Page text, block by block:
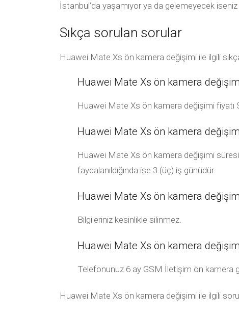
İstanbul’da yaşamıyor ya da gelemeyecek iseniz
Sıkça sorulan sorular
Huawei Mate Xs ön kamera değişimi ile ilgili
Huawei Mate Xs ön kamera
Huawei Mate Xs ön kamera değişimi fiyatı
Huawei Mate Xs ön kamera
Huawei Mate Xs ön kamera değişimi
faydalanıldığında ise 3 (üç) iş günüdür.
Huawei Mate Xs ön kamera
Bilgileriniz kesinlikle silinmez.
Huawei Mate Xs ön kamera
Telefonunuz 6 ay GSM İletişim ön kamera
Huawei Mate Xs ön kamera değişimi ile ilgili